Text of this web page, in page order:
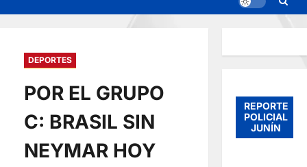
DEPORTES
POR EL GRUPO
C: BRASIL SIN
NEYMAR HOY
REPORTE
POLICIAL
JUNÍN